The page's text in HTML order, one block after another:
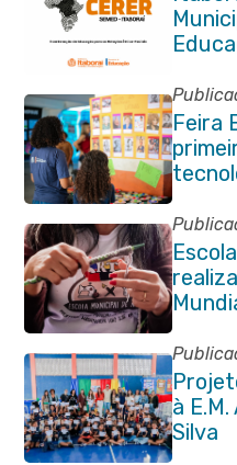
Feira
à
Silva